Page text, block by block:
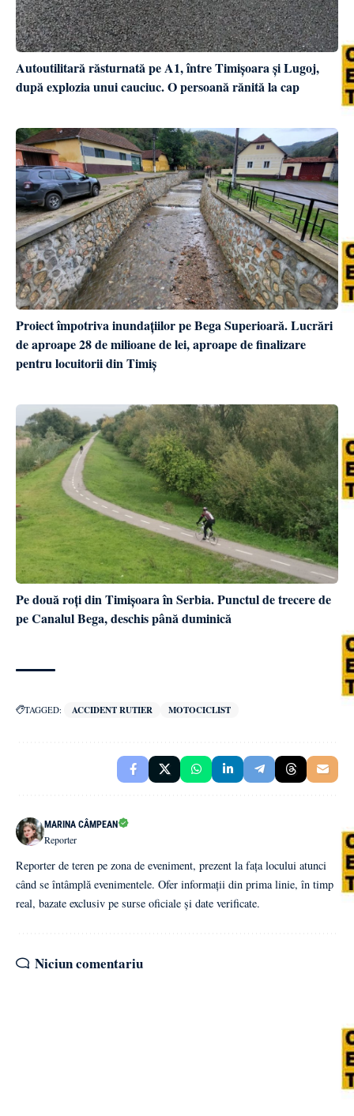
Autoutilitară răsturnată pe A1, între Timișoara și Lugoj,
după explozia unui cauciuc. O persoană rănită la cap
Proiect împotriva inundațiilor pe Bega Superioară. Lucrări
de aproape 28 de milioane de lei, aproape de finalizare
pentru locuitorii din Timiș
Pe două roți din Timișoara în Serbia. Punctul de trecere de
pe Canalul Bega, deschis până duminică
TAGGED: ACCIDENT RUTIER MOTOCICLIST
MARINA CÂMPEAN
Reporter
Reporter de teren pe zona de eveniment, prezent la fața locului atunci
când se întâmplă evenimentele. Ofer informații din prima linie, în timp
real, bazate exclusiv pe surse oficiale și date verificate.
Niciun comentariu